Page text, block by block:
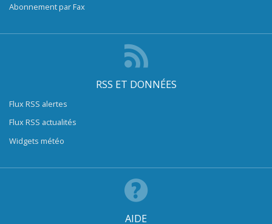
Abonnement par Fax
RSS ET DONNÉES
Flux RSS alertes
Flux RSS actualités
Widgets météo
AIDE